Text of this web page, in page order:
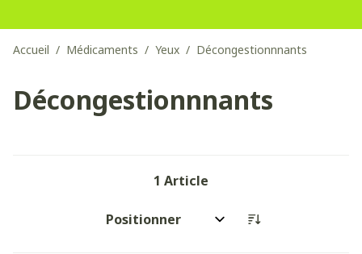
Accueil / Médicaments / Yeux / Décongestionnnants
Décongestionnnants
1 Article
Trier par: